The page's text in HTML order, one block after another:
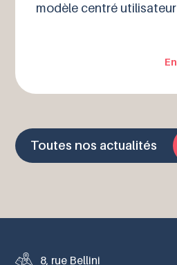
modèle centré utilisateur
Toutes nos actualités
8, rue Bellini